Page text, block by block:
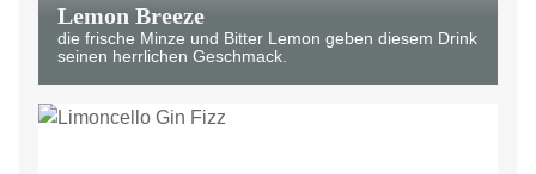
Lemon Breeze
die frische Minze und Bitter Lemon geben diesem Drink
seinen herrlichen Geschmack.